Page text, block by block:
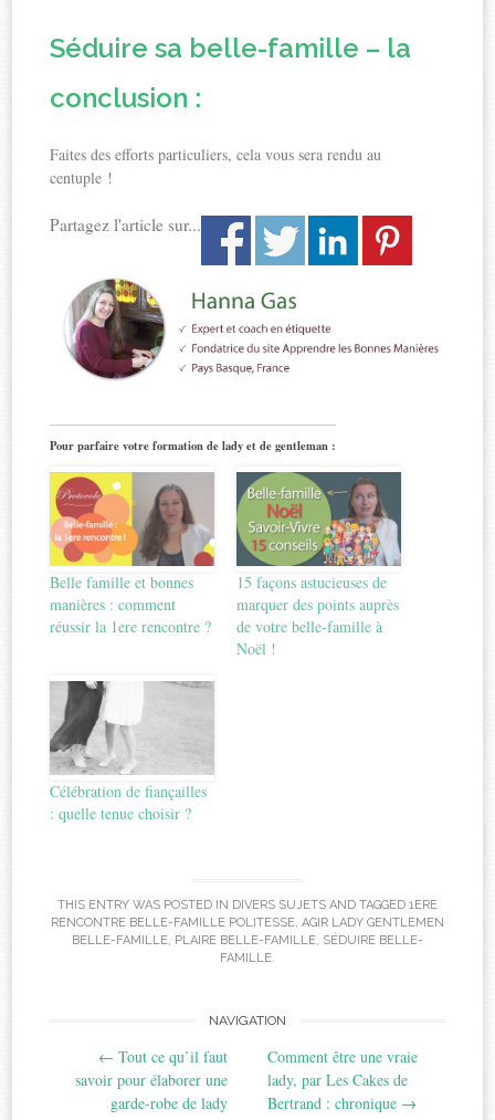
Séduire sa belle-famille – la
conclusion :
Faites des efforts particuliers, cela vous sera rendu au
centuple !
Partagez l'article sur...
Pour parfaire votre formation de lady et de gentleman :
Belle famille et bonnes
manières : comment
réussir la 1ere rencontre ?
15 façons astucieuses de
marquer des points auprès
de votre belle-famille à
Noël !
Célébration de fiançailles
: quelle tenue choisir ?
THIS ENTRY WAS POSTED IN DIVERS SUJETS AND TAGGED 1ERE
RENCONTRE BELLE-FAMILLE POLITESSE, AGIR LADY GENTLEMEN
BELLE-FAMILLE, PLAIRE BELLE-FAMILLE, SÉDUIRE BELLE-
FAMILLE.
navigation
NAVIGATION
← Tout ce qu’il faut
savoir pour élaborer une
garde-robe de lady
Comment être une vraie
lady, par Les Cakes de
Bertrand : chronique →